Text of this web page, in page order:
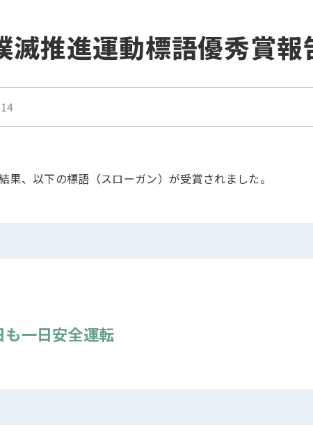
滅推進運動標語優秀賞報
果、以下の標語（スローガン）が受賞されました。
も一日安全運転